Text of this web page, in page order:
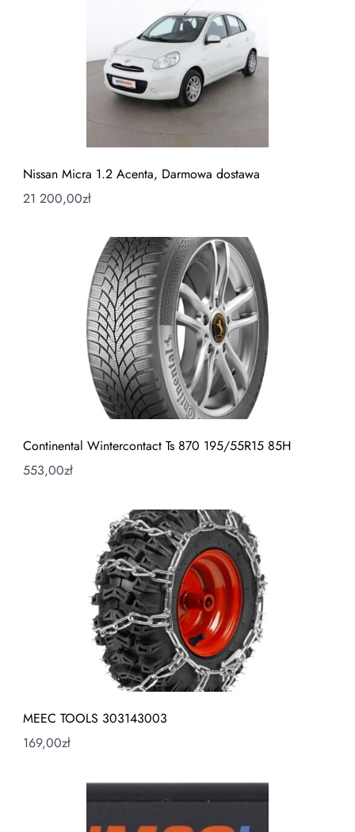
Nissan Micra 1.2 Acenta, Darmowa dostawa
21 200,00zł
Continental Wintercontact Ts 870 195/55R15 85H
553,00zł
MEEC TOOLS 303143003
169,00zł